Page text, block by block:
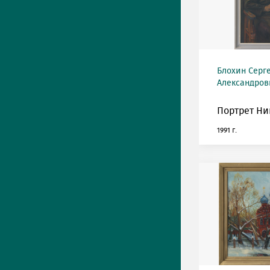
Блохин
Портрет
1991 г.